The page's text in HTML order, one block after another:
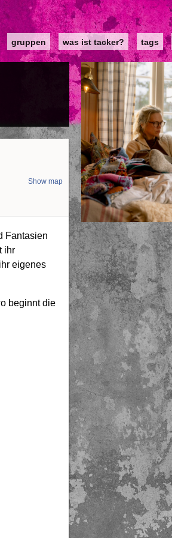
gruppen was ist tacker? tags
Show map
Fantasien
ihr
eigenes
beginnt die